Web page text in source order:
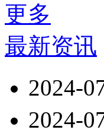
更多
最新资讯
2024-
2024-